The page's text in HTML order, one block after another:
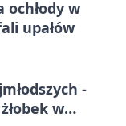
ochłody w
upałów
-
w